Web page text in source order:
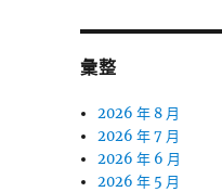
彙整
2026 年 8 月
2026 年 7 月
2026 年 6 月
2026 年 5 月